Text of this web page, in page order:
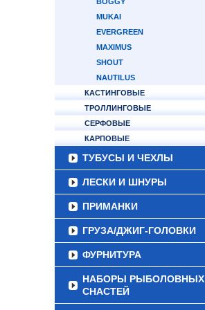
MUKAI
EVERGREEN
MAXIMUS
SHOUT
NAUTILUS
КАСТИНГОВЫЕ
ТРОЛЛИНГОВЫЕ
СЕРФОВЫЕ
КАРПОВЫЕ
ТУБУСЫ И ЧЕХЛЫ
ЛЕСКИ И ШНУРЫ
ПРИМАНКИ
ГРУЗА/ДЖИГ-ГОЛОВКИ
ФУРНИТУРА
НАБОРЫ РЫБОЛОВНЫХ
СНАСТЕЙ